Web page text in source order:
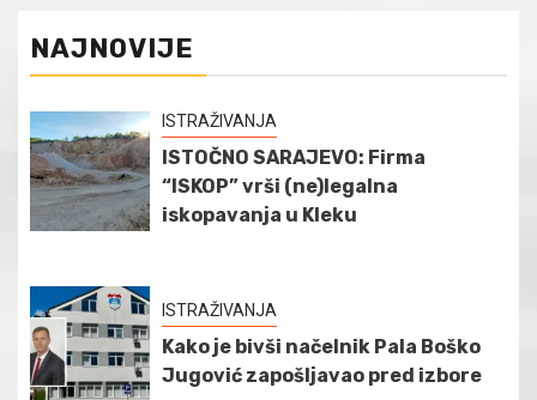
NAJNOVIJE
ISTRAŽIVANJA
ISTOČNO SARAJEVO: Firma
“ISKOP” vrši (ne)legalna
iskopavanja u Kleku
ISTRAŽIVANJA
Kako je bivši načelnik Pala Boško
Jugović zapošljavao pred izbore